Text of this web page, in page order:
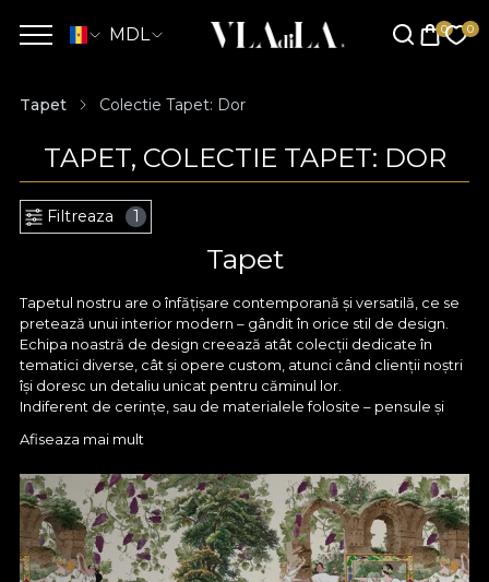
MDL
Tapet Colectie Tapet: Dor
TAPET, COLECTIE TAPET: DOR
Filtreaza 1
Tapet
Tapetul nostru are o înfățișare contemporană și versatilă, ce se
pretează unui interior modern – gândit în orice stil de design.
Echipa noastră de design creează atât colecții dedicate în
tematici diverse, cât și opere custom, atunci când clienții noștri
își doresc un detaliu unicat pentru căminul lor.
Indiferent de cerințe, sau de materialele folosite – pensule și
conturat de designerii VLAdiLA pornește în primul rând cu un
atenție la detalii, mult drag și răbdare, alimentat de satisfacția și
fericirea celor ce ne aleg sa le colorăm un “acasă” al visurilor lor.
Afiseaza mai mult